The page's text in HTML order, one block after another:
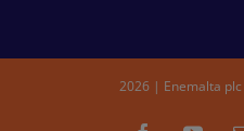
2026 | Enemalta